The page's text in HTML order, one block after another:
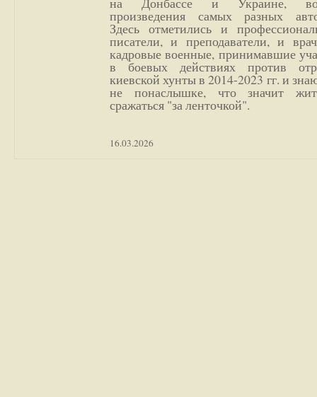
произведения самых разных
Здесь отметились и
писатели, и преподаватели, и
кадровые военные, принимавшие
в боевых действиях против
киевской хунты в 2014-2023 гг. и
не понаслышке, что значит
сражаться "за ленточкой".
16.03.2026